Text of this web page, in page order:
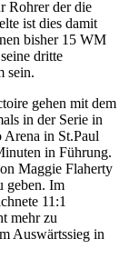
Rohrer der die
ist dies damit
bisher 15 WM
dritte
sein.
gehen mit dem
in der Serie in
in St.Paul
in Führung.
Maggie Flaherty
geben. Im
11:1
mehr zu
Auswärtssieg in